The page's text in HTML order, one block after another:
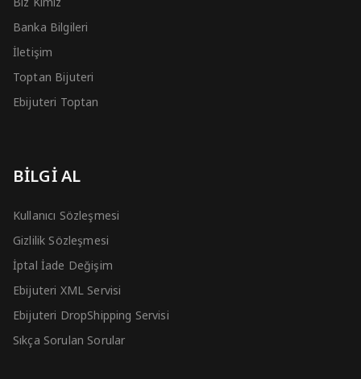
Banka Bilgileri
İletişim
Toptan Bijuteri
Ebijuteri Toptan
BİLGİ AL
Kullanıcı Sözleşmesi
Gizlilik Sözleşmesi
İptal İade Değişim
Ebijuteri XML Servisi
Ebijuteri DropShipping Servisi
Sıkça Sorulan Sorular